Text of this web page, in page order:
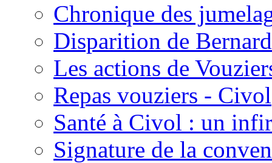
Chronique des
Disparition de
Les actions de
Repas vouziers - Civol
Santé à Civol : un
Signature de la